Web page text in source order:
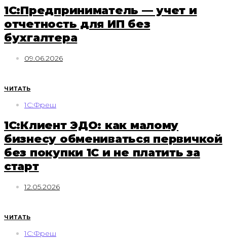
1С:Предприниматель — учет и
отчетность для ИП без
бухгалтера
09.06.2026
ЧИТАТЬ
1С:Фреш
1С:Клиент ЭДО: как малому
бизнесу обмениваться первичкой
без покупки 1С и не платить за
старт
12.05.2026
ЧИТАТЬ
1С:Фреш